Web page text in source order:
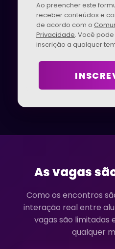
Ao preencher este
receber conteúdos e
de acordo com o
Privacidade. Você
inscrição a qualquer
As vagas
Como os encontros
interação real entre
vagas são limitadas
qualquer